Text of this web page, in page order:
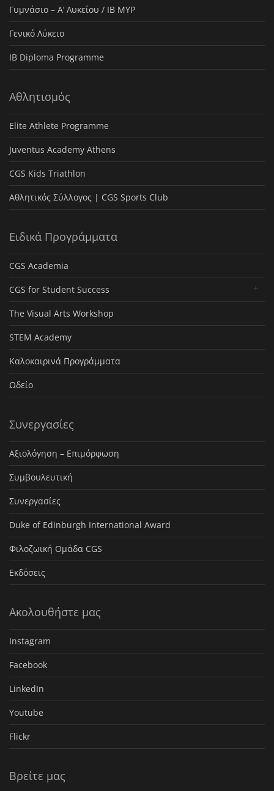
Γυμνάσιο – Α’ Λυκείου / IB MYP
Γενικό Λύκειο
IB Diploma Programme
Αθλητισμός
Elite Athlete Programme
Juventus Academy Athens
CGS Kids Triathlon
Αθλητικός Σύλλογος | CGS Sports Club
Ειδικά Προγράμματα
CGS Academia
CGS for Student Success
The Visual Arts Workshop
STEM Academy
Καλοκαιρινά Προγράμματα
Ωδείο
Συνεργασίες
Αξιολόγηση – Επιμόρφωση
Συμβουλευτική
Συνεργασίες
Duke of Edinburgh International Award
Φιλοζωική Ομάδα CGS
Εκδόσεις
Ακολουθήστε μας
Instagram
Facebook
LinkedIn
Youtube
Flickr
Βρείτε μας